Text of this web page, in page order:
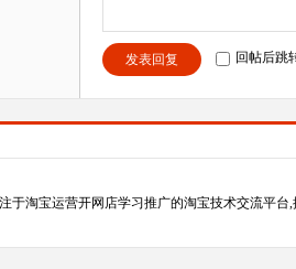
发表回复 回帖后跳
于淘宝运营开网店学习推广的淘宝技术交流平